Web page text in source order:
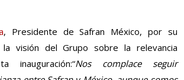
, Presidente de Safran México, por su
visión del Grupo sobre la relevancia
inauguración:“Nos complace seguir